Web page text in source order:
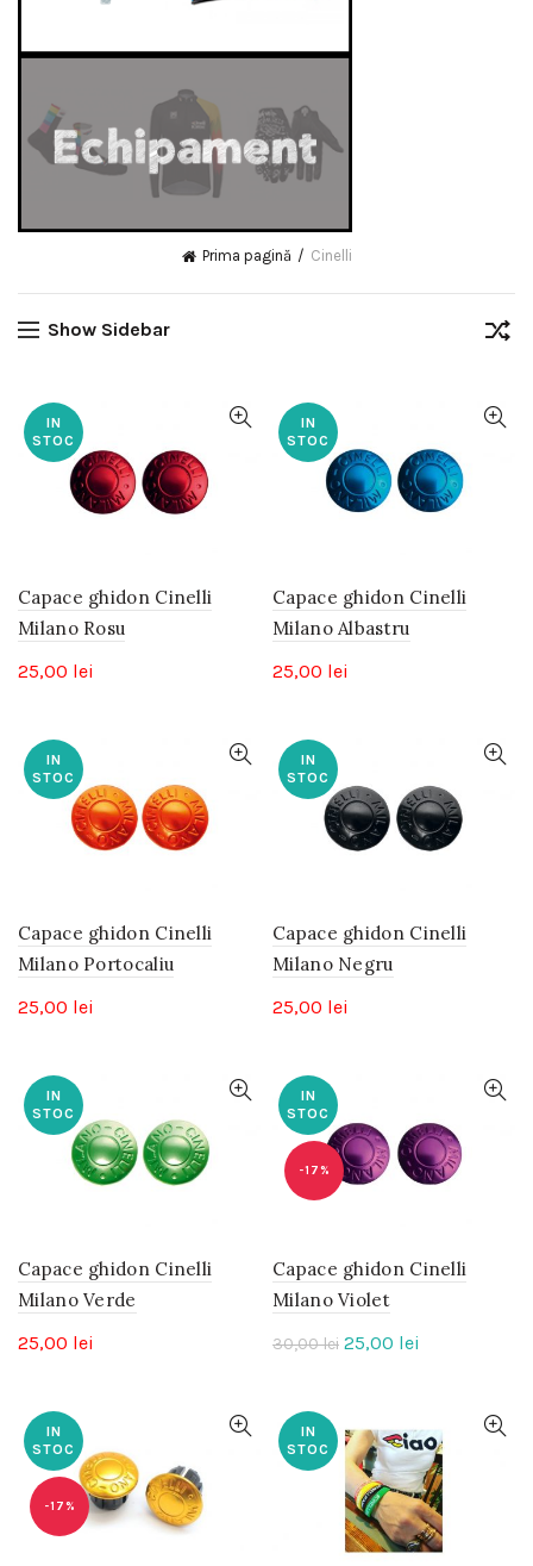
Prima pagină Cinelli
Show Sidebar
IN
STOC
Capace ghidon Cinelli
Milano Rosu
25,00 lei
IN
STOC
Capace ghidon Cinelli
Milano Albastru
25,00 lei
IN
STOC
Capace ghidon Cinelli
Milano Portocaliu
25,00 lei
IN
STOC
Capace ghidon Cinelli
Milano Negru
25,00 lei
IN
STOC
Capace ghidon Cinelli
Milano Verde
25,00 lei
-17%
IN
STOC
Capace ghidon Cinelli
Milano Violet
30,00lei Prețul
fost:
30,00 lei.
25,00 lei
25,00 lei.
-17%
IN
STOC
IN
STOC